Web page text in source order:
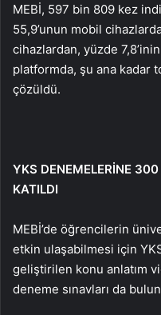
MEBİ, 597 bin 809 kez
55,9’unun mobil
cihazlardan, yüzde
platformda, şu ana kadar
çözüldü.
YKS DENEMELERİNE
KATILDI
MEBİ’de öğrencilerin
etkin ulaşabilmesi için
geliştirilen konu anlatım
deneme sınavları da